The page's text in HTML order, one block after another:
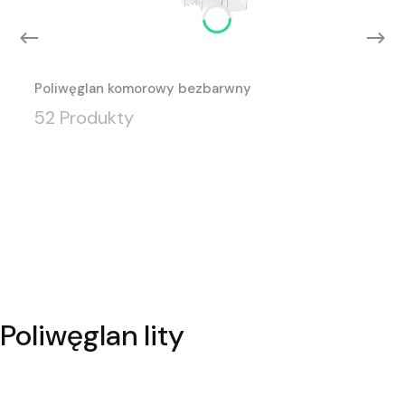
Poliwęglan komorowy bezbarwny
52 Produkty
Poliwęglan lity